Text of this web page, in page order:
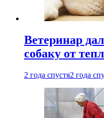
Ветеринар
собаку от
2 года спустя2 года